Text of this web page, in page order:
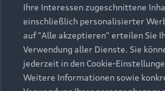
Elektromodelle
Plug-in-Hybride
Gebrauchtwagensuche
Gebrauchtwagen
Finanzierung
Saisonale Angebote
Audi Services
Garantie
Support
Kundenservice
Händlersuche
Über Audi
Ihre Interessen zugeschnittene
einschließlich personalisierter
auf "Alle akzeptieren" erteilen Sie
Verwendung aller Dienste. Sie
jederzeit in den Cookie-
Weitere Informationen sowie